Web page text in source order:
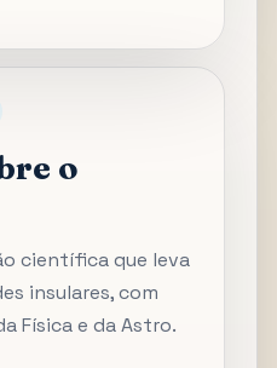
o
científica que leva
insulares, com
Física e da Astro.